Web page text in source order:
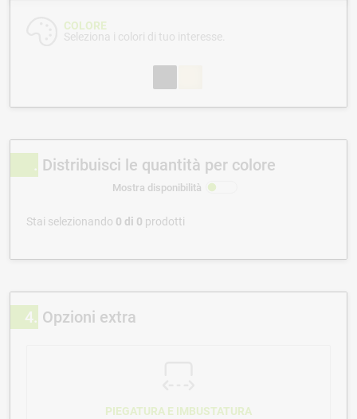
COLORE
Seleziona i colori di tuo interesse.
Distribuisci le quantità per colore
Mostra disponibilità
Stai selezionando 0 di 0 prodotti
4 Opzioni extra
PIEGATURA E IMBUSTATURA